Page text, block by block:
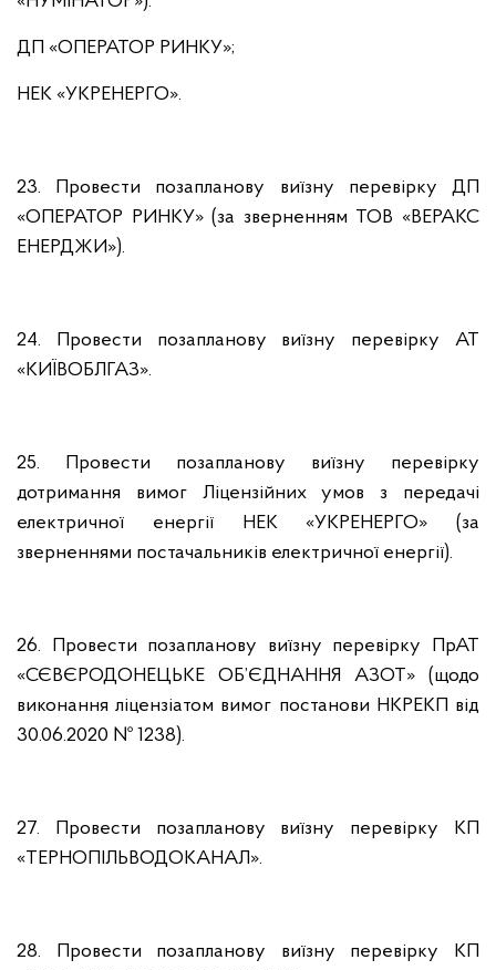
ДП «ОПЕРАТОР РИНКУ»;
НЕК «УКРЕНЕРГО».
23. Провести позапланову виїзну перевірку ДП
«ОПЕРАТОР РИНКУ» (за зверненням ТОВ «ВЕРАКС
ЕНЕРДЖИ»).
24. Провести позапланову виїзну перевірку АТ
«КИЇВОБЛГАЗ».
25. Провести позапланову виїзну перевірку
дотримання вимог Ліцензійних умов з передачі
електричної енергії НЕК «УКРЕНЕРГО» (за
зверненнями постачальників електричної енергії).
26. Провести позапланову виїзну перевірку ПрАТ
«СЄВЄРОДОНЕЦЬКЕ ОБ’ЄДНАННЯ АЗОТ» (щодо
виконання ліцензіатом вимог постанови НКРЕКП від
30.06.2020 № 1238).
27. Провести позапланову виїзну перевірку КП
«ТЕРНОПІЛЬВОДОКАНАЛ».
28. Провести позапланову виїзну перевірку КП